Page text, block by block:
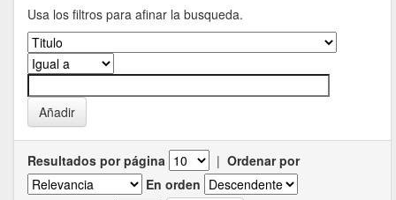
Usa los filtros para afinar la busqueda.
Resultados por página | Ordenar por
En orden